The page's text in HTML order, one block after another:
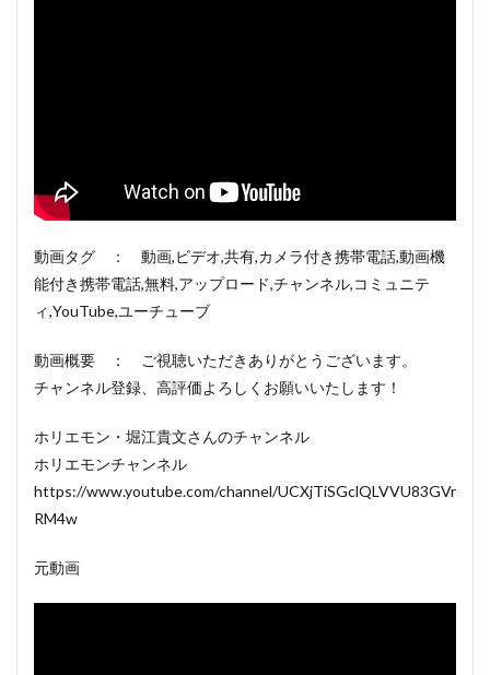
動画タグ ： 動画,ビデオ,共有,カメラ付き携帯電話,動画機
能付き携帯電話,無料,アップロード,チャンネル,コミュニテ
ィ,YouTube,ユーチューブ
動画概要 ： ご視聴いただきありがとうございます。
チャンネル登録、高評価よろしくお願いいたします！
ホリエモン・堀江貴文さんのチャンネル
ホリエモンチャンネル
https://www.youtube.com/channel/UCXjTiSGclQLVVU83GVr
RM4w
元動画